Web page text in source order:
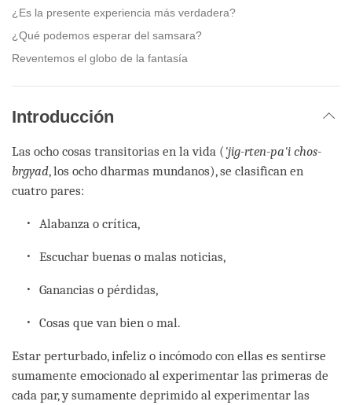
¿Es la presente experiencia más verdadera?
¿Qué podemos esperar del samsara?
Reventemos el globo de la fantasía
Introducción
Las ocho cosas transitorias en la vida ( 'jig-rten-pa'i chos-
brgyad, los ocho dharmas mundanos), se clasifican en
cuatro pares:
Alabanza o crítica,
Escuchar buenas o malas noticias,
Ganancias o pérdidas,
Cosas que van bien o mal.
Estar perturbado, infeliz o incómodo con ellas es sentirse
sumamente emocionado al experimentar las primeras de
cada par, y sumamente deprimido al experimentar las